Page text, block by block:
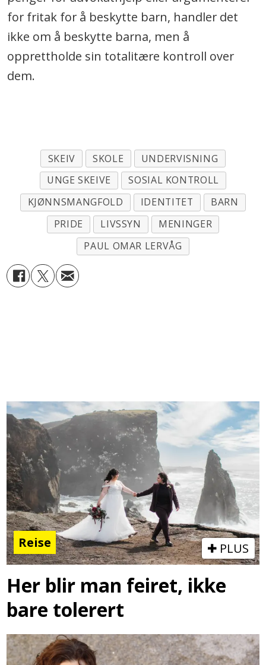
for fritak for å beskytte barn, handler det
ikke om å beskytte barna, men å
opprettholde sin totalitære kontroll over
dem.
SKEIV SKOLE
UNDERVISNING
UNGE SKEIVE
SOSIAL KONTROLL
KJØNNSMANGFOLD
IDENTITET
BARN
PRIDE
LIVSSYN
MENINGER
PAUL OMAR LERVÅG
Reise PLUS
Her blir man feiret, ikke
bare tolerert